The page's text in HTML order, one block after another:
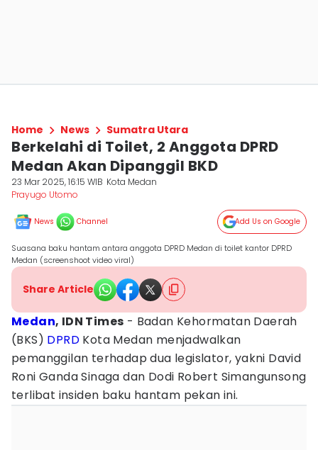
Home News Sumatra Utara
Berkelahi di Toilet, 2 Anggota DPRD
Medan Akan Dipanggil BKD
23 Mar 2025, 16:15 WIB Kota Medan
Prayugo Utomo
News Channel Add Us on Google
Suasana baku hantam antara anggota DPRD Medan di toilet kantor DPRD
Medan (screenshoot video viral)
Share Article
Medan, IDN Times - Badan Kehormatan Daerah
(BKS) DPRD Kota Medan menjadwalkan
pemanggilan terhadap dua legislator, yakni David
Roni Ganda Sinaga dan Dodi Robert Simangunsong
terlibat insiden baku hantam pekan ini.